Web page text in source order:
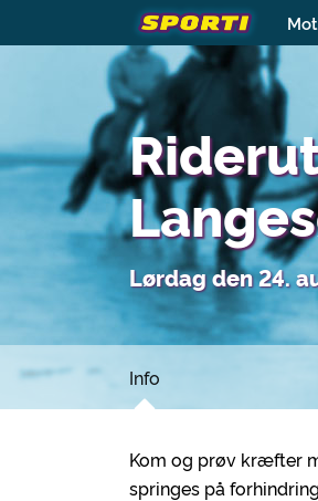
Lørdag den 24.
Info
Kom og prøv kræfter
springes på